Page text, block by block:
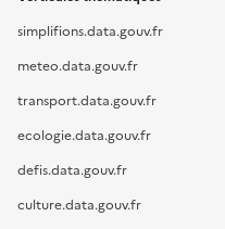
simplifions.data.gouv.fr
meteo.data.gouv.fr
transport.data.gouv.fr
ecologie.data.gouv.fr
defis.data.gouv.fr
culture.data.gouv.fr